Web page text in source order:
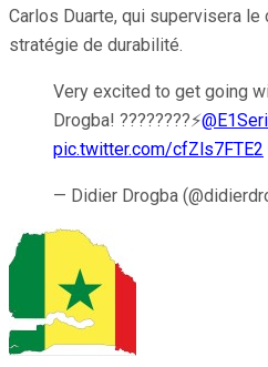
Carlos Duarte, qui supervisera
stratégie de durabilité.
Very excited to get going
Drogba! ????????⚡️
pic.twitter.com/cfZls7FTE2
— Didier Drogba